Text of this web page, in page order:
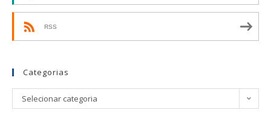
RSS
Categorias
Selecionar categoria